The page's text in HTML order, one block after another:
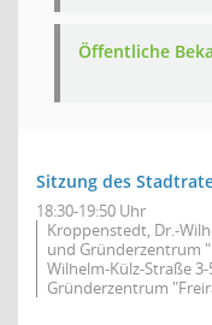
Öffentliche
Sitzung des
18:30-19:50 Uhr
Kroppenstedt, Dr.-
und Gründerzentrum
Wilhelm-Külz-Straße
Gründerzentrum